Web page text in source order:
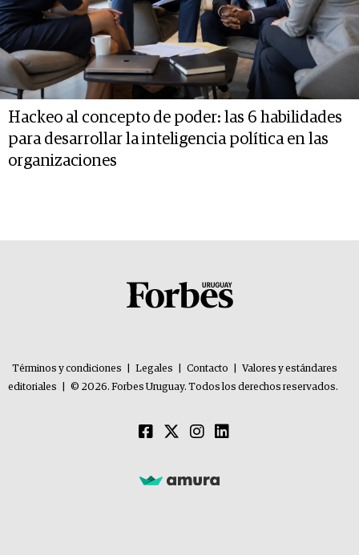
Hackeo al concepto de poder: las 6 habilidades
para desarrollar la inteligencia política en las
organizaciones
Términos y condiciones Legales Contacto
Valores y estándares
editoriales
© 2026. Forbes Uruguay. Todos los derechos reservados.